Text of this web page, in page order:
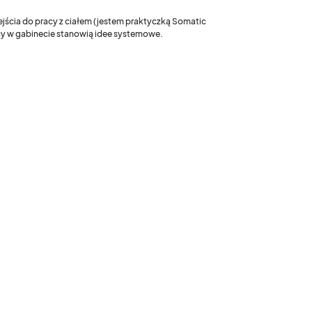
do pracy z ciałem (jestem praktyczką Somatic
w gabinecie stanowią idee systemowe.